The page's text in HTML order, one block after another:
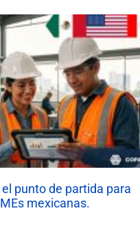
punto de partida para
mexicanas.